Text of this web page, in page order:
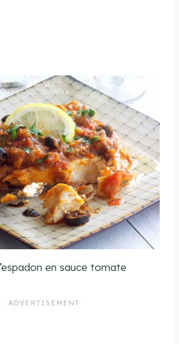
en sauce tomate